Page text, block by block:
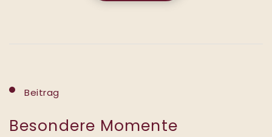
Beitrag
Besondere Momente